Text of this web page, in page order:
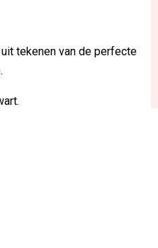
tekenen van de perfecte